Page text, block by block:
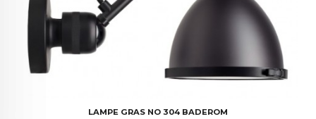
LAMPE GRAS NO 304 BADEROM